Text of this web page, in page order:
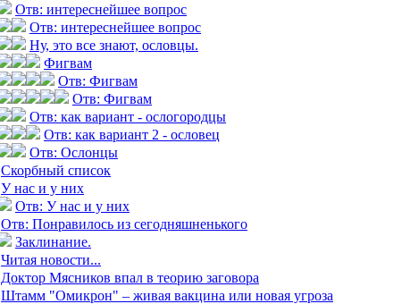
Отв: интереснейшее вопрос
Отв: интереснейшее вопрос
Ну, это все знают, ословцы.
Фигвам
Отв: Фигвам
Отв: Фигвам
Отв: как вариант - ослогородцы
Отв: как вариант 2 - ословец
Отв: Ослонцы
Скорбный список
У нас и у них
Отв: У нас и у них
Отв: Понравилось из сегодняшненького
Заклинание.
Читая новости...
Доктор Мясников впал в теорию заговора
Штамм "Омикрон" – живая вакцина или новая угроза